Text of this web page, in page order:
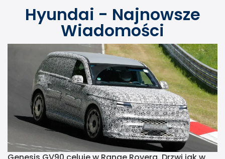
Hyundai - Najnowsze
Wiadomości